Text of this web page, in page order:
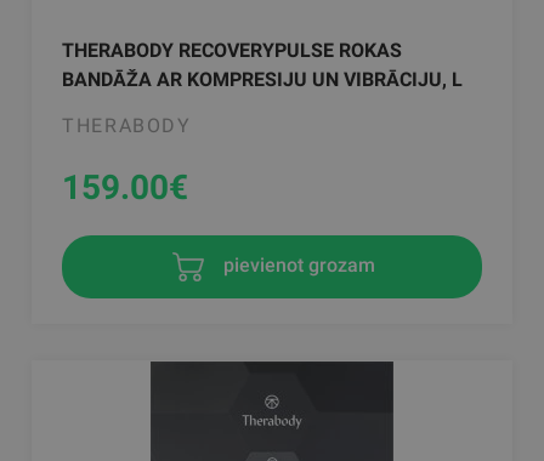
THERABODY RECOVERYPULSE ROKAS
BANDĀŽA AR KOMPRESIJU UN VIBRĀCIJU, L
THERABODY
159.00€
pievienot grozam